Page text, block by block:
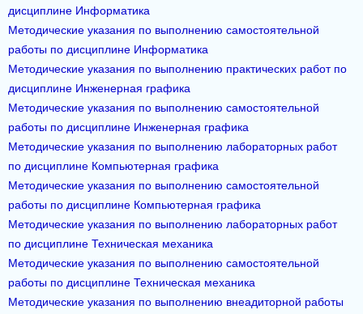
дисциплине Информатика
Методические указания по выполнению самостоятельной
работы по дисциплине Информатика
Методические указания по выполнению практических работ по
дисциплине Инженерная графика
Методические указания по выполнению самостоятельной
работы по дисциплине Инженерная графика
Методические указания по выполнению лабораторных работ
по дисциплине Компьютерная графика
Методические указания по выполнению самостоятельной
работы по дисциплине Компьютерная графика
Методические указания по выполнению лабораторных работ
по дисциплине Техническая механика
Методические указания по выполнению самостоятельной
работы по дисциплине Техническая механика
Методические указания по выполнению внеадиторной работы